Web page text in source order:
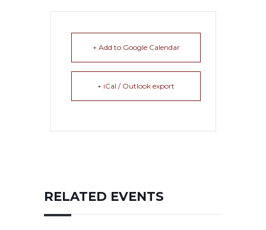
+ Add to Google Calendar
+ iCal / Outlook export
RELATED EVENTS